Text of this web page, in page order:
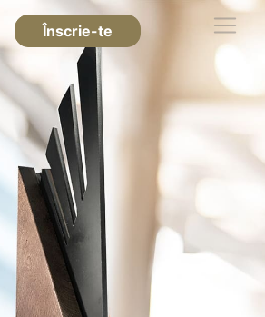
Înscrie-te